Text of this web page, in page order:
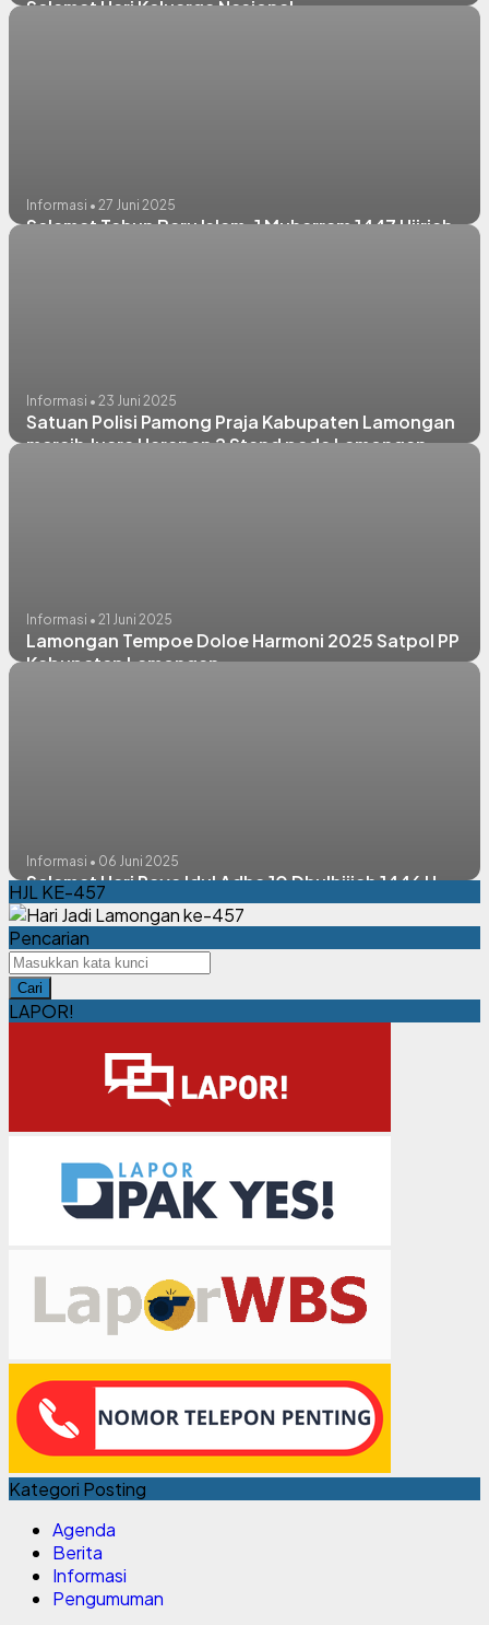
Selamat Hari Keluarga Nasional
Informasi • 27 Juni 2025
Selamat Tahun Baru Islam, 1 Muharram 1447 Hijriah
Informasi • 23 Juni 2025
Satuan Polisi Pamong Praja Kabupaten Lamongan
meraih Juara Harapan 2 Stand pada Lamongan
Informasi • 21 Juni 2025
Lamongan Tempoe Doloe Harmoni 2025 Satpol PP
Kabupaten Lamongan
Informasi • 06 Juni 2025
Selamat Hari Raya Idul Adha 10 Dhulhijjah 1446 H
HJL KE-457
Pencarian
Cari
LAPOR!
Kategori Posting
Agenda
Berita
Informasi
Pengumuman